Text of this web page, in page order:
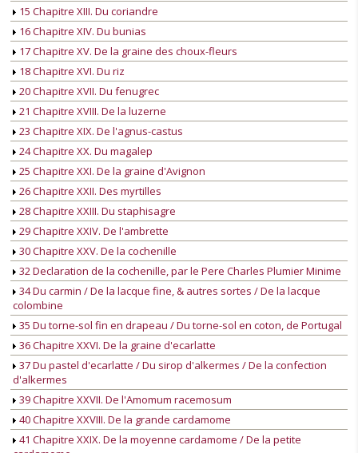
15 Chapitre XIII. Du coriandre
16 Chapitre XIV. Du bunias
17 Chapitre XV. De la graine des choux-fleurs
18 Chapitre XVI. Du riz
20 Chapitre XVII. Du fenugrec
21 Chapitre XVIII. De la luzerne
23 Chapitre XIX. De l'agnus-castus
24 Chapitre XX. Du magalep
25 Chapitre XXI. De la graine d'Avignon
26 Chapitre XXII. Des myrtilles
28 Chapitre XXIII. Du staphisagre
29 Chapitre XXIV. De l'ambrette
30 Chapitre XXV. De la cochenille
32 Declaration de la cochenille, par le Pere Charles Plumier Minime
34 Du carmin / De la lacque fine, & autres sortes / De la lacque
colombine
35 Du torne-sol fin en drapeau / Du torne-sol en coton, de Portugal
36 Chapitre XXVI. De la graine d'ecarlatte
37 Du pastel d'ecarlatte / Du sirop d'alkermes / De la confection
d'alkermes
39 Chapitre XXVII. De l'Amomum racemosum
40 Chapitre XXVIII. De la grande cardamome
41 Chapitre XXIX. De la moyenne cardamome / De la petite